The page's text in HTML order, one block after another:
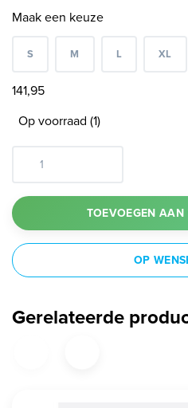
Maak een keuze
S M L XL
141,95
Op voorraad (1)
TOEVOEGEN AAN
OP
Gerelateerde